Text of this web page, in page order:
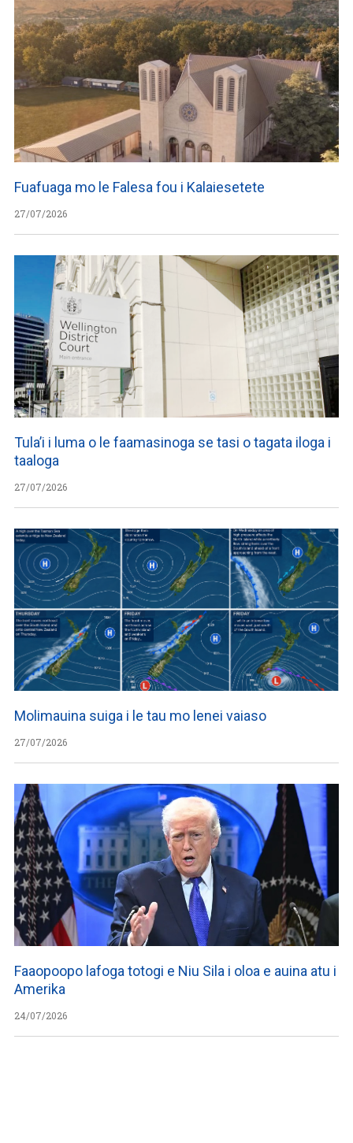
Fuafuaga mo le Falesa fou i Kalaiesetete
27/07/2026
Tula’i i luma o le faamasinoga se tasi o tagata iloga i
taaloga
27/07/2026
Molimauina suiga i le tau mo lenei vaiaso
27/07/2026
Faaopoopo lafoga totogi e Niu Sila i oloa e auina atu i
Amerika
24/07/2026